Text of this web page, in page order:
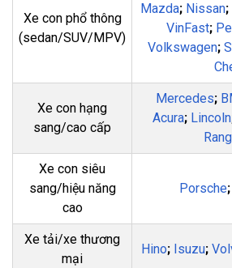
Xe con phổ thông
(sedan/SUV/MPV)
Mazda; Nissan;
VinFast;
Volkswagen;
Xe con hạng
sang/cao cấp
Mercedes;
Acura; Lincoln
Xe con siêu
sang/hiệu năng
cao
Porsche;
Xe tải/xe thương
mại
Hino; Isuzu;